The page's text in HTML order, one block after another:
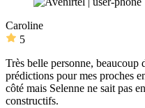
Caroline
5
Très belle personne, beaucoup
prédictions pour mes proches
côté mais Selenne ne sait pas
constructifs.